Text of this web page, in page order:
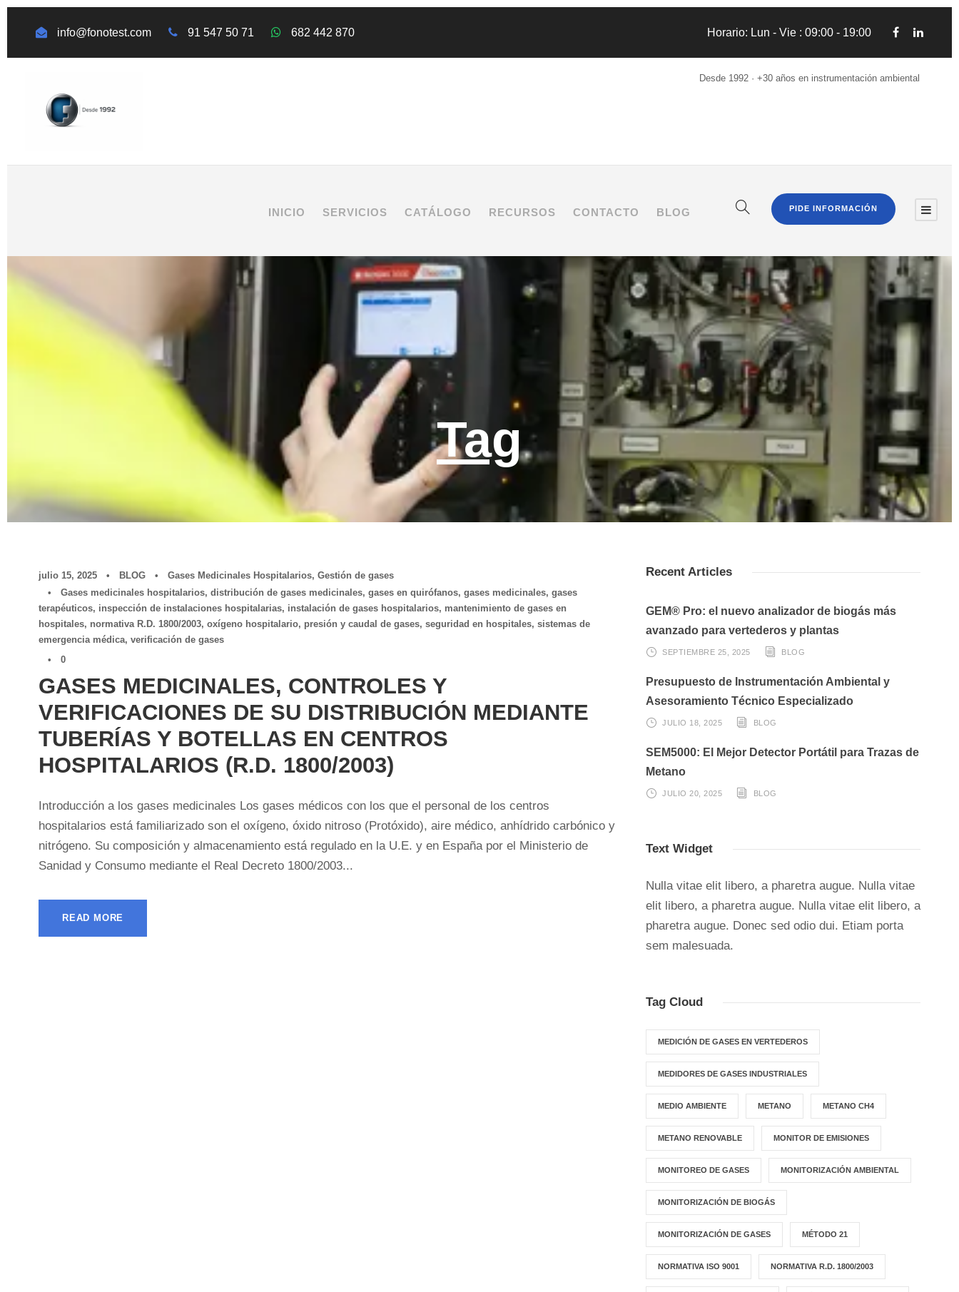
info@fonotest.com 91 547 50 71 682 442 870 Horario: Lun - Vie : 09:00 - 19:00
Desde 1992 · +30 años en instrumentación ambiental
INICIO SERVICIOS CATÁLOGO RECURSOS CONTACTO BLOG PIDE INFORMACIÓN
Tag
julio 15, 2025 • BLOG • Gases Medicinales Hospitalarios, Gestión de gases
•
Gases medicinales hospitalarios, distribución de gases medicinales, gases en quirófanos, gases medicinales, gases
terapéuticos, inspección de instalaciones hospitalarias, instalación de gases hospitalarios, mantenimiento de gases en
hospitales, normativa R.D. 1800/2003, oxígeno hospitalario, presión y caudal de gases, seguridad en hospitales, sistemas de
emergencia médica, verificación de gases
•
0
GASES MEDICINALES, CONTROLES Y
VERIFICACIONES DE SU DISTRIBUCIÓN MEDIANTE
TUBERÍAS Y BOTELLAS EN CENTROS
HOSPITALARIOS (R.D. 1800/2003)
Introducción a los gases medicinales Los gases médicos con los que el personal de los centros
hospitalarios está familiarizado son el oxígeno, óxido nitroso (Protóxido), aire médico, anhídrido carbónico y
nitrógeno. Su composición y almacenamiento está regulado en la U.E. y en España por el Ministerio de
Sanidad y Consumo mediante el Real Decreto 1800/2003...
READ MORE
Recent Articles
GEM® Pro: el nuevo analizador de biogás más
avanzado para vertederos y plantas
SEPTIEMBRE 25, 2025 BLOG
Presupuesto de Instrumentación Ambiental y
Asesoramiento Técnico Especializado
JULIO 18, 2025 BLOG
SEM5000: El Mejor Detector Portátil para Trazas de
Metano
JULIO 20, 2025 BLOG
Text Widget
Nulla vitae elit libero, a pharetra augue. Nulla vitae
elit libero, a pharetra augue. Nulla vitae elit libero, a
pharetra augue. Donec sed odio dui. Etiam porta
sem malesuada.
Tag Cloud
MEDICIÓN DE GASES EN VERTEDEROS
MEDIDORES DE GASES INDUSTRIALES
MEDIO AMBIENTE METANO METANO CH4
METANO RENOVABLE MONITOR DE EMISIONES
MONITOREO DE GASES MONITORIZACIÓN AMBIENTAL
MONITORIZACIÓN DE BIOGÁS
MONITORIZACIÓN DE GASES MÉTODO 21
NORMATIVA ISO 9001 NORMATIVA R.D. 1800/2003